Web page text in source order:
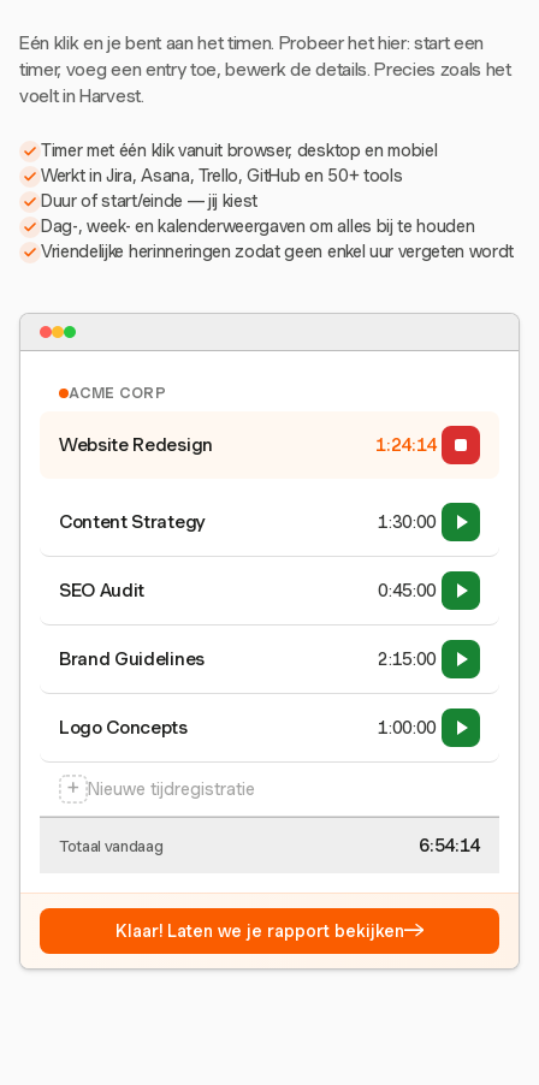
Eén klik en je bent aan het timen. Probeer het hier: start een
timer, voeg een entry toe, bewerk de details. Precies zoals het
voelt in Harvest.
Timer met één klik vanuit browser, desktop en mobiel
Werkt in Jira, Asana, Trello, GitHub en 50+ tools
Duur of start/einde — jij kiest
Dag-, week- en kalenderweergaven om alles bij te houden
Vriendelijke herinneringen zodat geen enkel uur vergeten wordt
ACME CORP
Website Redesign 1:24:15
Content Strategy 1:30:00
SEO Audit 0:45:00
Brand Guidelines 2:15:00
Logo Concepts 1:00:00
+ Nieuwe tijdregistratie
Totaal vandaag 6:54:15
Klaar! Laten we je rapport bekijken→